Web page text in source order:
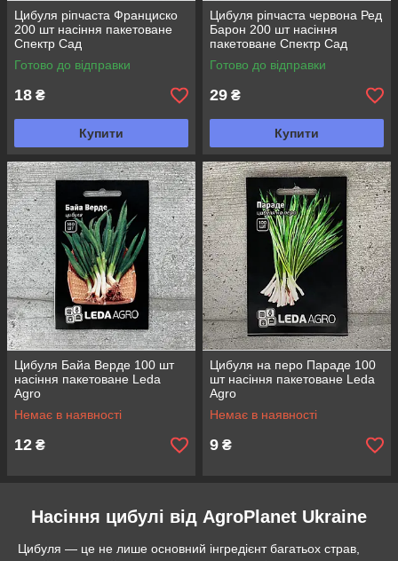
Цибуля ріпчаста Франциско
200 шт насіння пакетоване
Спектр Сад
Готово до відправки
18 ₴
Купити
Цибуля ріпчаста червона Ред
Барон 200 шт насіння
пакетоване Спектр Сад
Готово до відправки
29 ₴
Купити
Цибуля Байа Верде 100 шт
насіння пакетоване Leda
Agro
Немає в наявності
12 ₴
Цибуля на перо Параде 100
шт насіння пакетоване Leda
Agro
Немає в наявності
9 ₴
Насіння цибулі від AgroPlanet Ukraine
Цибуля — це не лише основний інгредієнт багатьох страв,